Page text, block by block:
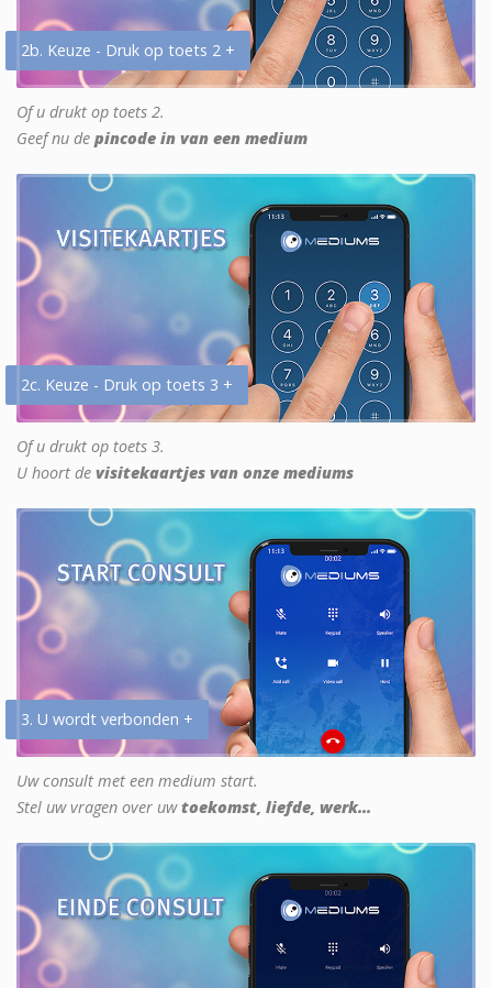
2b. Keuze - Druk op toets 2 +
Of u drukt op toets 2.
Geef nu de pincode in van een medium
2c. Keuze - Druk op toets 3 +
Of u drukt op toets 3.
U hoort de visitekaartjes van onze mediums
3. U wordt verbonden +
Uw consult met een medium start.
Stel uw vragen over uwtoekomst, liefde, werk...